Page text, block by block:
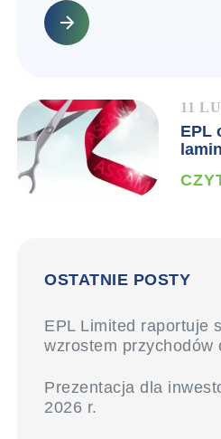
11
EPL
OSTATNIE POSTY
EPL Limited raportuje
wzrostem przychodów
Prezentacja dla
2026 r.